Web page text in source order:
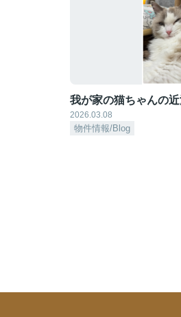
我が家の猫ちゃんの
2026.03.08
物件情報/Blog